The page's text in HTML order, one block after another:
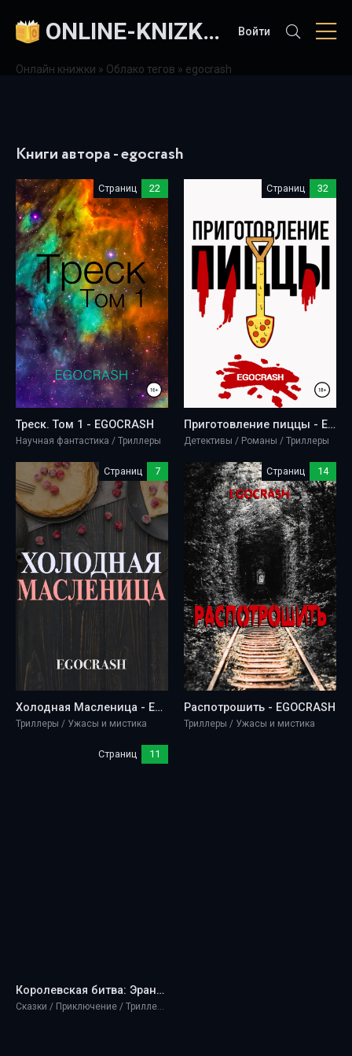
ONLINE-KNIZKI.COM Войти
Онлайн книжки » Облако тегов » egocrash
Книги автора - egocrash
Страниц 22
Треск. Том 1 - EGOCRASH
Научная фантастика / Триллеры
Страниц 32
Приготовление пиццы - EGOCRASH
Детективы / Романы / Триллеры
Страниц 7
Холодная Масленица - EGOCRASH
Триллеры / Ужасы и мистика
Страниц 14
Распотрошить - EGOCRASH
Триллеры / Ужасы и мистика
Страниц 11
Королевская битва: Эрангель - EGOCRASH
Сказки / Приключение / Триллеры